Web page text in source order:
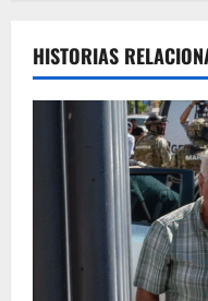
c
i
HISTORIAS